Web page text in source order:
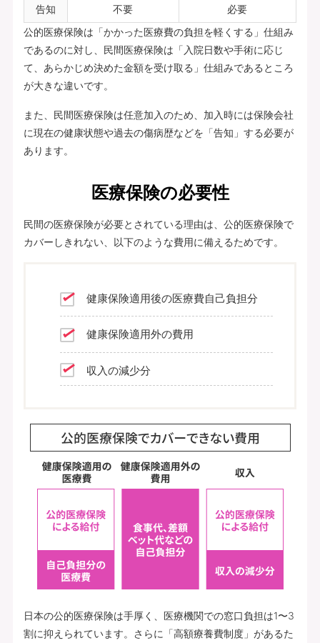
告知 不要
必要
公的医療保険は「かかった医療費の負担を軽くする」仕組み
であるのに対し、民間医療保険は「入院日数や手術に応じ
て、あらかじめ決めた金額を受け取る」仕組みであるところ
が大きな違いです。
また、民間医療保険は任意加入のため、加入時には保険会社
に現在の健康状態や過去の傷病歴などを「告知」する必要が
あります。
医療保険の必要性
民間の医療保険が必要とされている理由は、公的医療保険で
カバーしきれない、以下のような費用に備えるためです。
健康保険適用後の医療費自己負担分
健康保険適用外の費用
収入の減少分
日本の公的医療保険は手厚く、医療機関での窓口負担は1〜3
割に抑えられています。さらに「高額療養費制度」があるた